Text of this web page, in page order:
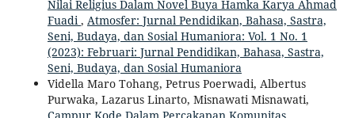
Nilai Religius Dalam Novel Buya Hamka Karya Ahmad
Fuadi, Atmosfer: Jurnal Pendidikan, Bahasa, Sastra,
Seni, Budaya, dan Sosial Humaniora: Vol. 1 No. 1
(2023): Februari: Jurnal Pendidikan, Bahasa, Sastra,
Seni, Budaya, dan Sosial Humaniora
Vidella Maro Tohang, Petrus Poerwadi, Albertus
Purwaka, Lazarus Linarto, Misnawati Misnawati,